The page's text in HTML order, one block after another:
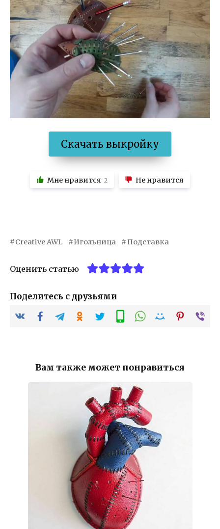
Скачать выкройку
Мне нравится 2 Не нравится
Creative AWL Игольница Подставка
Оценить статью
Поделитесь с друзьями
Вам также может понравиться